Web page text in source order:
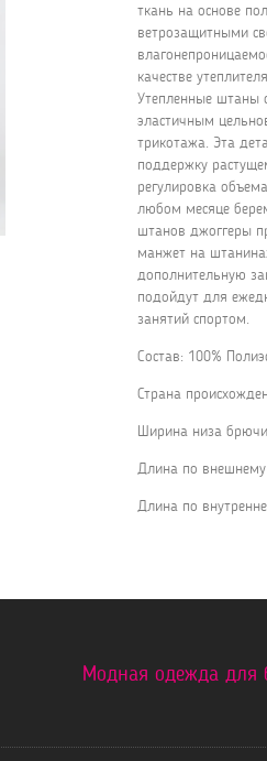
ткань на основе
ветрозащитными
качестве
Утепленные штаны
эластичным
трикотажа. Эта
поддержку
регулировка
любом месяце
штанов джоггеры
манжет на
дополнительную
подойдут для
занятий спортом.
Состав: 100%
Страна
Ширина низа
Длина по
Длина по
Модная одежда для